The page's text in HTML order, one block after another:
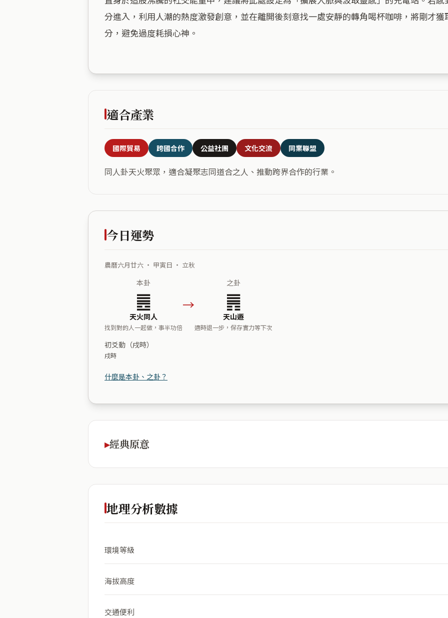
分進入，利用人潮的熱度激發創意，並在離開後刻意找一處安靜的轉角喝杯咖啡，將剛才
分，避免過度耗損心神。
適合產業
國際貿易 跨國合作 公益社團 文化交流 同業聯盟
同人卦天火聚眾，適合凝聚志同道合之人、推動跨界合作的行業。
今日運勢
農曆六月廿六 ・ 甲寅日 ・ 立秋
本卦
䷌
天火同人
找到對的人一起做，事半功倍
→
之卦
䷠
天山遯
適時退一步，保存實力等下次
初爻動（戌時）
戌時
什麼是本卦、之卦？
經典原意
地理分析數據
環境等級
海拔高度
交通便利